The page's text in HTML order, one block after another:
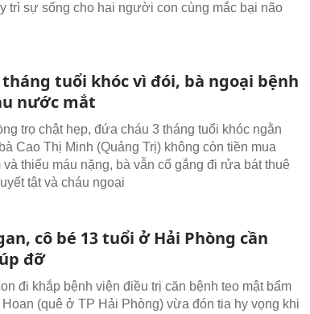
trì sự sống cho hai người con cùng mắc bại não
tháng tuổi khóc vì đói, bà ngoại bệnh
nước mắt
trọ chật hẹp, đứa cháu 3 tháng tuổi khóc ngằn
Cao Thị Minh (Quảng Trị) không còn tiền mua
thiếu máu nặng, bà vẫn cố gắng đi rửa bát thuê
tật và cháu ngoại
cô bé 13 tuổi ở Hải Phòng cần
đỡ
đi khắp bệnh viện điều trị căn bệnh teo mật bẩm
(quê ở TP Hải Phòng) vừa đón tia hy vọng khi